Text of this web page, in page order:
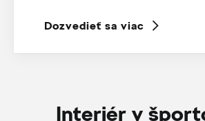
Dozvedieť sa viac
Interiér v